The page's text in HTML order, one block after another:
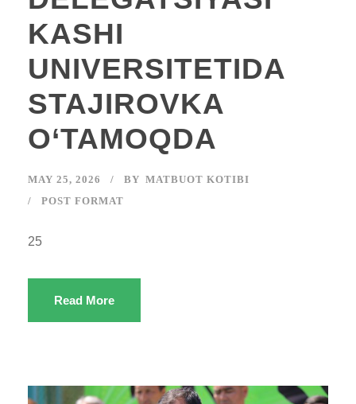
KASHI
UNIVERSITETIDA
STAJIROVKA
O‘TAMOQDA
MAY 25, 2026 BY MATBUOT KOTIBI
POST FORMAT
25
Read More